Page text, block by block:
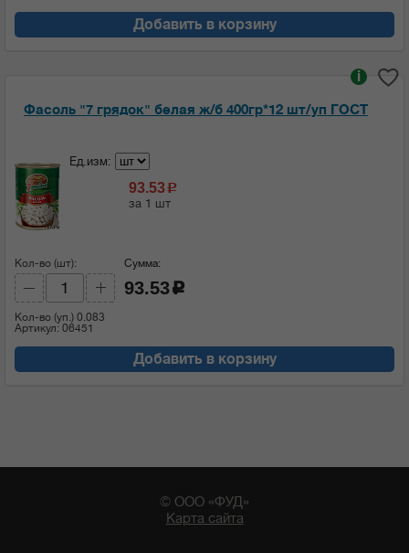
Добавить в корзину
Фасоль "7 грядок" белая ж/б 400гр*12 шт/уп ГОСТ
i
Ед.изм:
93.53 c
за 1 шт
Кол-во (шт):
Кол-во (уп.) 0.083
Артикул: 06451
Сумма:
93.53 c
Добавить в корзину
© ООО «ФУД»
Карта сайта